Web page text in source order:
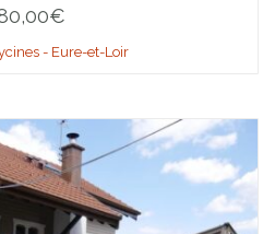
€
- Eure-et-Loir